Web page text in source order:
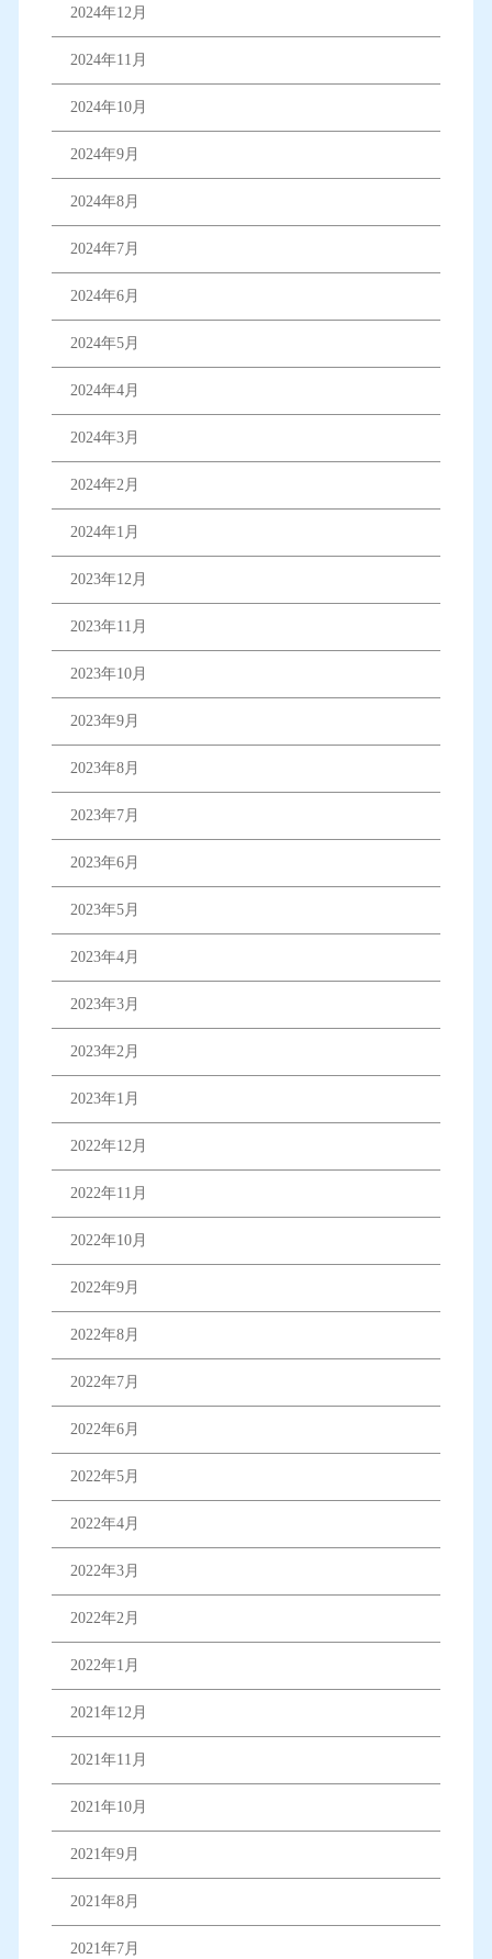
2024年12月
2024年11月
2024年10月
2024年9月
2024年8月
2024年7月
2024年6月
2024年5月
2024年4月
2024年3月
2024年2月
2024年1月
2023年12月
2023年11月
2023年10月
2023年9月
2023年8月
2023年7月
2023年6月
2023年5月
2023年4月
2023年3月
2023年2月
2023年1月
2022年12月
2022年11月
2022年10月
2022年9月
2022年8月
2022年7月
2022年6月
2022年5月
2022年4月
2022年3月
2022年2月
2022年1月
2021年12月
2021年11月
2021年10月
2021年9月
2021年8月
2021年7月